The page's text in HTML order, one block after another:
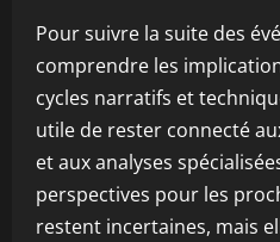
Pour suivre la suite des
comprendre les
cycles narratifs et
utile de rester connecté
et aux analyses
perspectives pour les
restent incertaines, mais